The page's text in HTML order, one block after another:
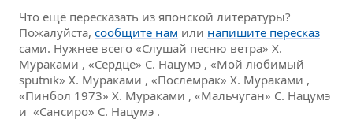
Что ещё пересказать из японской литературы?
Пожалуйста, сообщите нам или напишите пересказ
сами. Нужнее всего «Слушай песню ветра» Х.
Мураками , «Сердце» С. Нацумэ , «Мой любимый
sputnik» Х. Мураками , «Послемрак» Х. Мураками ,
«Пинбол 1973» Х. Мураками , «Мальчуган» С. Нацумэ
и «Сансиро» С. Нацумэ .